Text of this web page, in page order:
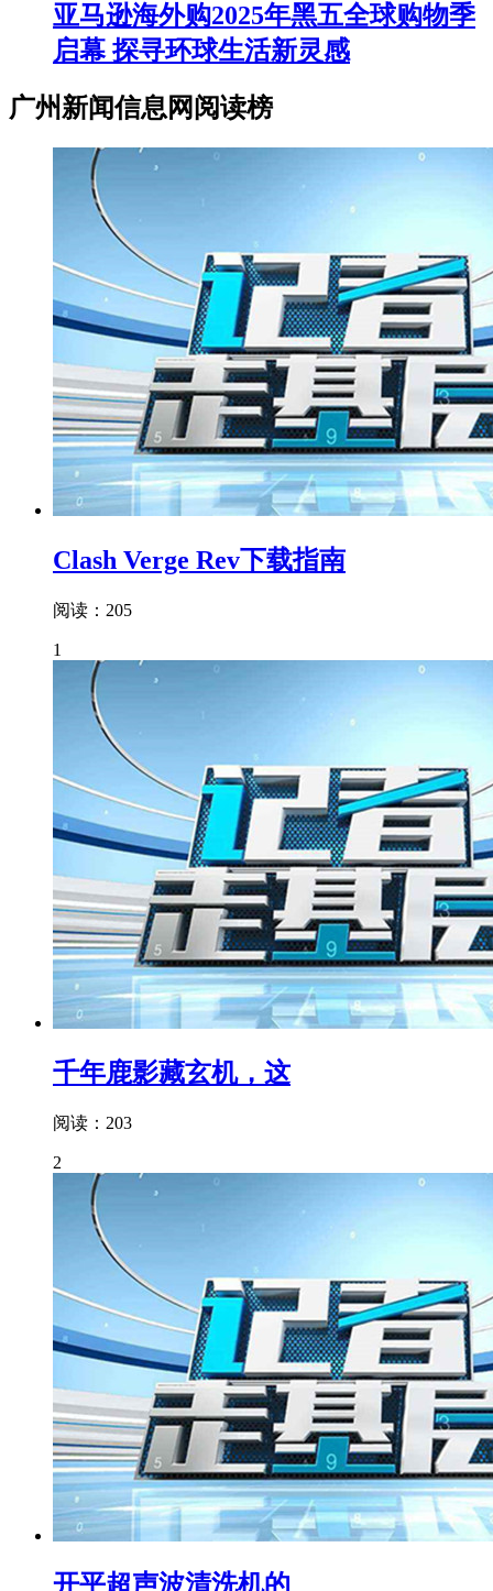
亚马逊海外购2025年黑五全球购物季
启幕 探寻环球生活新灵感
广州新闻信息网阅读榜
Clash Verge Rev下载指南
阅读：205
1
千年鹿影藏玄机，这
阅读：203
2
开平超声波清洗机的